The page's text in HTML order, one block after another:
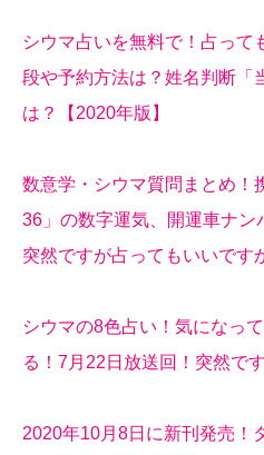
シウマ占いを無料で！占って
段や予約方法は？姓名判断「
は？【2020年版】
数意学・シウマ質問まとめ！
36」の数字運気、開運車ナン
突然ですが占ってもいいです
シウマの8色占い！気になっ
る！7月22日放送回！突然で
2020年10月8日に新刊発売！